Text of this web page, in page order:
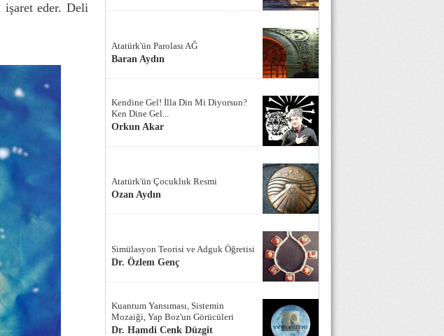
eder. Deli
Atatürk'ün Parolası AĞ
Baran Aydın
Kendine Gel! İlla Din Mi Diyorsun?
Ken Dine Gel...
Orkun Akar
Atatürk'ün Çocukluk Resmi
Ozan Aydın
Simülasyon Teorisi ve Adguk Öğretisi
Dr. Özlem Genç
Kuantum Yansıması, Sistemin
Mozaiği, Yap Boz'un Görücüleri
Dr. Hamdi Cenk Düzgit